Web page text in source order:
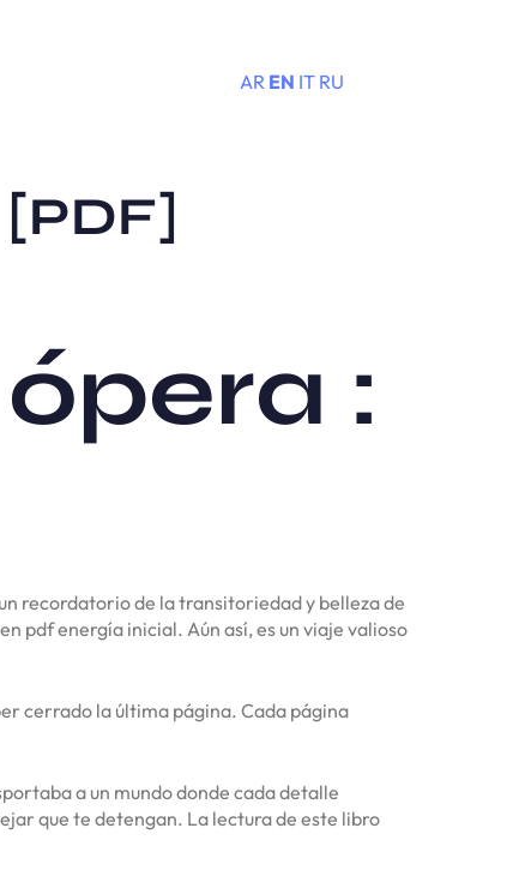
AR EN IT RU
:
recordatorio de la transitoriedad y belleza de
pdf energía inicial. Aún así, es un viaje valioso
cerrado la última página. Cada página
a un mundo donde cada detalle
que te detengan. La lectura de este libro